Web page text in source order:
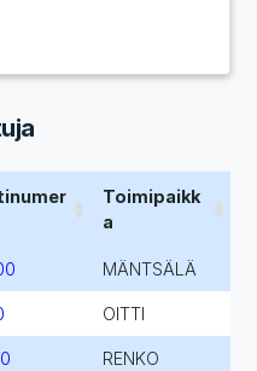
Toimipaikk
a
MÄNTSÄLÄ
OITTI
RENKO